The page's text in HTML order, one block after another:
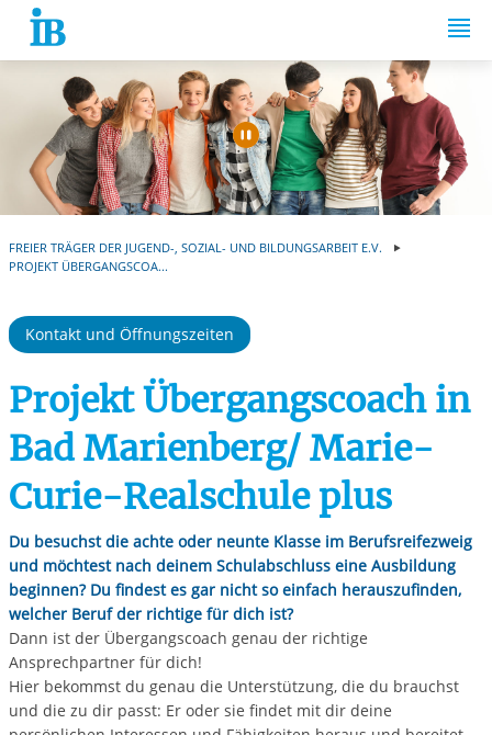
Springe zum Inhalt
Automatische
FREIER TRÄGER DER JUGEND-, SOZIAL- UND BILDUNGSARBEIT E.V.
PROJEKT ÜBERGANGSCOA...
Kontakt und Öffnungszeiten
Projekt Übergangscoach in
Bad Marienberg/ Marie-
Curie-Realschule plus
Du besuchst die achte oder neunte Klasse im Berufsreifezweig
und möchtest nach deinem Schulabschluss eine Ausbildung
beginnen? Du findest es gar nicht so einfach herauszufinden,
welcher Beruf der richtige für dich ist?
Dann ist der Übergangscoach genau der richtige
Ansprechpartner für dich!
Hier bekommst du genau die Unterstützung, die du brauchst
und die zu dir passt: Er oder sie findet mit dir deine